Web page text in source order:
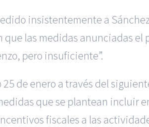
insistentemente a
que las medidas anunciadas
pero insuficiente”.
de enero a través del
que se plantean incluir
fiscales a las